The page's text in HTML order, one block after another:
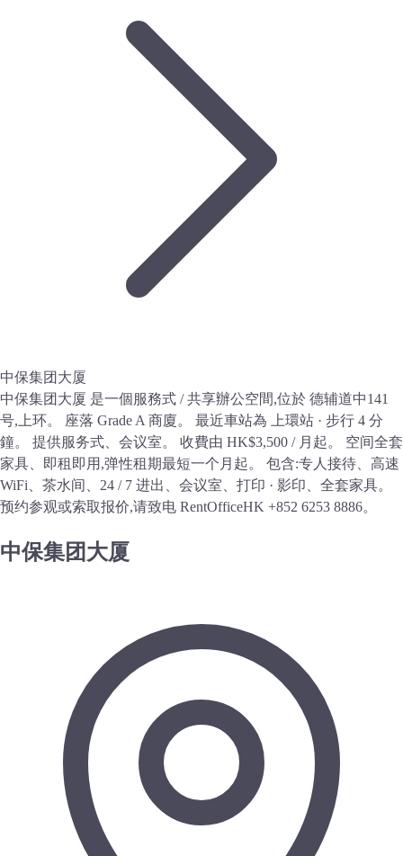
中保集团大厦
中保集团大厦 是一個服務式 / 共享辦公空間,位於 德辅道中141
号,上环。 座落 Grade A 商廈。 最近車站為 上環站 · 步行 4 分
鐘。 提供服务式、会议室。 收費由 HK$3,500 / 月起。 空间全套
家具、即租即用,弹性租期最短一个月起。 包含:专人接待、高速
WiFi、茶水间、24 / 7 进出、会议室、打印 · 影印、全套家具。
预约参观或索取报价,请致电 RentOfficeHK +852 6253 8886。
中保集团大厦